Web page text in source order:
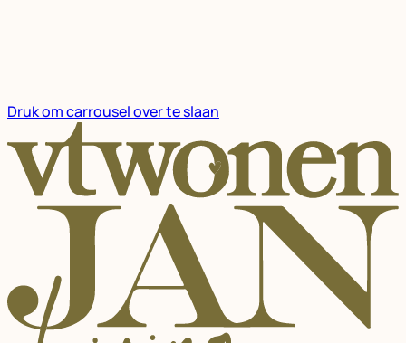
Druk om carrousel over te slaan